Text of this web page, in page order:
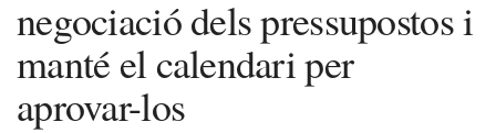
negociació dels pressupostos i
manté el calendari per
aprovar-los